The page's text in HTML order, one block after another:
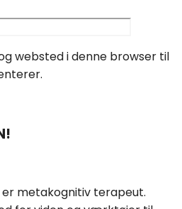
websted i denne browser til
er metakognitiv terapeut.